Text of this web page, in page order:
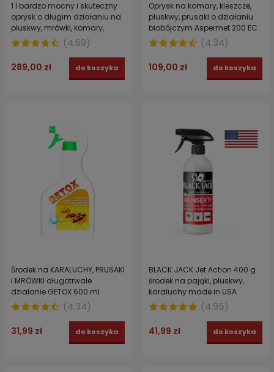
1 l bardzo mocny i skuteczny
oprysk o długim działaniu na
pluskwy, mrówki, komary,
kleszcze, osy Draker 10.2
(4.69)
289,00 zł do koszyka
Oprysk na komary, kleszcze,
pluskwy, prusaki o działaniu
biobójczym Aspermet 200 EC
250 ml
(4.34)
109,00 zł do koszyka
Środek na KARALUCHY, PRUSAKI
i MRÓWKI długotrwałe
działanie GETOX 600 ml
(4.34)
31,99 zł do koszyka
BLACK JACK Jet Action 400 g
środek na pająki, pluskwy,
karaluchy made in USA
(4.95)
41,99 zł do koszyka